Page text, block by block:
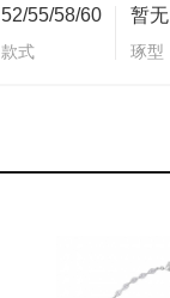
52/55/58/60
款式
暂无
琢型